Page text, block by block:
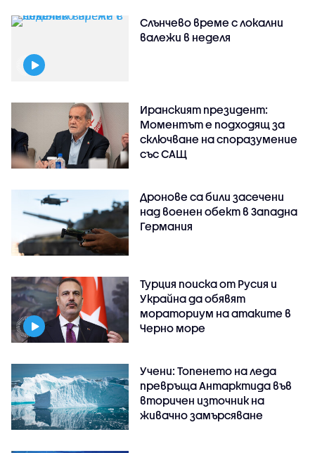
Слънчево време с локални
валежи в неделя
Иранският президент:
Моментът е подходящ за
сключване на споразумение
със САЩ
Дронове са били засечени
над военен обект в Западна
Германия
Турция поиска от Русия и
Украйна да обявят
мораториум на атаките в
Черно море
Учени: Топенето на леда
превръща Антарктида във
вторичен източник на
живачно замърсяване